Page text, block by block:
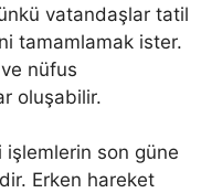
vatandaşlar tatil
tamamlamak ister.
nüfus
oluşabilir.
son güne
Erken hareket